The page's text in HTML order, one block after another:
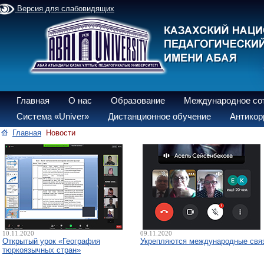
Версия для слабовидящих
Главная О нас Образование
Международное
Система «Univer»
Дистанционное обучение
Главная Новости
10.11.2020
Открытый урок «География
тюркоязычных стран»
09.11.2020
Укрепляются международные